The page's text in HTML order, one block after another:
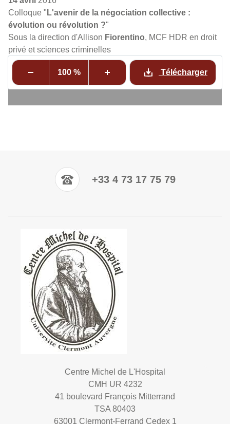
Colloque " L'avenir de la négociation collective :
évolution ou révolution ?"
Sous la direction d'Allison Fiorentino, MCF HDR en droit
privé et sciences criminelles
100 % Télécharger
+33 4 73 17 75 79
Centre Michel de L'Hospital
CMH UR 4232
41 boulevard François Mitterrand
TSA 80403
63001 Clermont-Ferrand Cedex 1